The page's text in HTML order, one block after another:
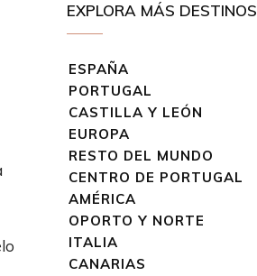
EXPLORA MÁS DESTINOS
ESPAÑA
PORTUGAL
CASTILLA Y LEÓN
EUROPA
RESTO DEL MUNDO
CENTRO DE PORTUGAL
AMÉRICA
OPORTO Y NORTE
ITALIA
CANARIAS